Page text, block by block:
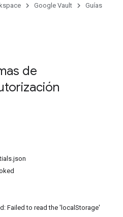
Google Vault Guías
de
Failed to read the 'localStorage'